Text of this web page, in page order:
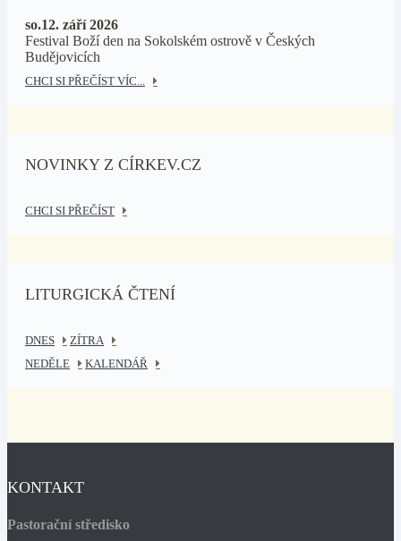
so.12. září 2026
Festival Boží den na Sokolském ostrově v Českých
Budějovicích
CHCI SI PŘEČÍST VÍC...
NOVINKY Z CÍRKEV.CZ
CHCI SI PŘEČÍST
LITURGICKÁ ČTENÍ
DNES
ZÍTRA
NEDĚLE
KALENDÁŘ
KONTAKT
Pastorační středisko